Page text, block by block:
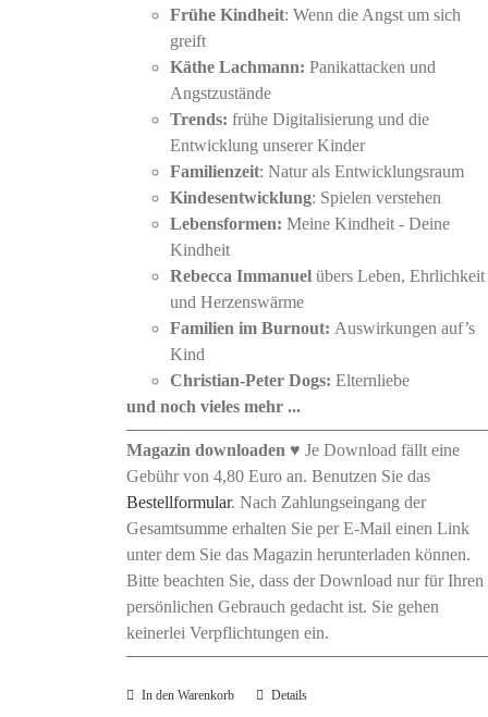
Frühe Kindheit: Wenn die Angst um sich
greift
Käthe Lachmann:Panikattacken und
Angstzustände
Trends:frühe Digitalisierung und die
Entwicklung unserer Kinder
Familienzeit: Natur als Entwicklungsraum
Kindesentwicklung: Spielen verstehen
Lebensformen:Meine Kindheit - Deine
Kindheit
Rebecca Immanuelübers Leben, Ehrlichkeit
und Herzenswärme
Familien im Burnout: Auswirkungen auf’s
Kind
Christian-Peter Dogs:Elternliebe
und noch vieles mehr ...
Magazin downloaden ♥ Je Download fällt eine
Gebühr von 4,80 Euro an. Benutzen Sie das
Bestellformular. Nach Zahlungseingang der
Gesamtsumme erhalten Sie per E-Mail einen Link
unter dem Sie das Magazin herunterladen können.
Bitte beachten Sie, dass der Download nur für Ihren
persönlichen Gebrauch gedacht ist. Sie gehen
keinerlei Verpflichtungen ein.
In den Warenkorb Details